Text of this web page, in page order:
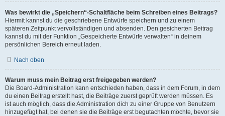
Was bewirkt die „Speichern“-Schaltfläche beim Schreiben eines Beitrags?
Hiermit kannst du die geschriebene Entwürfe speichern und zu einem
späteren Zeitpunkt vervollständigen und absenden. Den gesicherten Beitrag
kannst du mit der Funktion „Gespeicherte Entwürfe verwalten“ in deinem
persönlichen Bereich erneut laden.
Nach oben
Warum muss mein Beitrag erst freigegeben werden?
Die Board-Administration kann entschieden haben, dass in dem Forum, in dem
du einen Beitrag erstellt hast, die Beiträge zuerst geprüft werden müssen. Es
ist auch möglich, dass die Administration dich zu einer Gruppe von Benutzern
hinzugefügt hat, bei denen sie die Beiträge erst begutachten möchte, bevor sie